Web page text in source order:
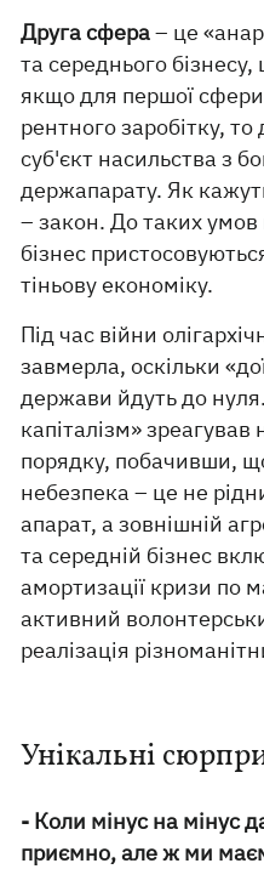
Друга сфера– це
та середнього бізнесу,
якщо для першої
рентного заробітку,
суб'єкт насильства з
держапарату. Як
– закон. До таких
бізнес
тіньову економіку.
Під час війни
завмерла, оскільки
держави йдуть до
капіталізм»
порядку, побачивши,
небезпека – це не
апарат, а зовнішній
та середній бізнес
амортизації кризи по
активний
реалізація
Унікальні
- Коли мінус на мінус
приємно, але ж ми